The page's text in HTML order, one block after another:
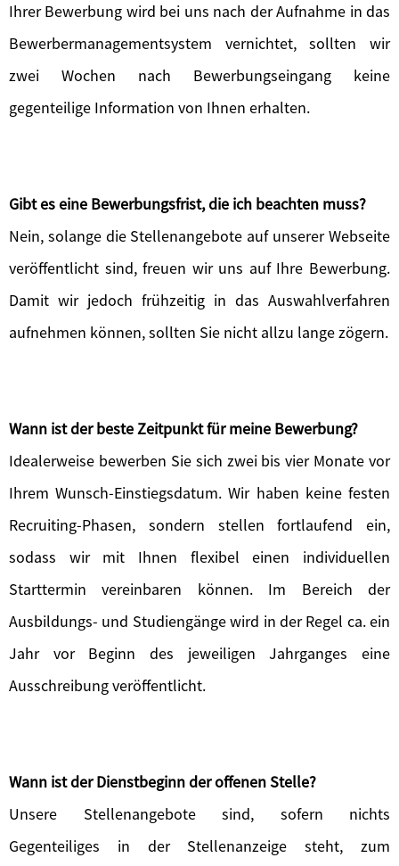
Ihrer Bewerbung wird bei uns nach der Aufnahme in das
Bewerbermanagementsystem vernichtet, sollten wir
zwei Wochen nach Bewerbungseingang keine
gegenteilige Information von Ihnen erhalten.
Gibt es eine Bewerbungsfrist, die ich beachten muss?
Nein, solange die Stellenangebote auf unserer Webseite
veröffentlicht sind, freuen wir uns auf Ihre Bewerbung.
Damit wir jedoch frühzeitig in das Auswahlverfahren
aufnehmen können, sollten Sie nicht allzu lange zögern.
Wann ist der beste Zeitpunkt für meine Bewerbung?
Idealerweise bewerben Sie sich zwei bis vier Monate vor
Ihrem Wunsch-Einstiegsdatum. Wir haben keine festen
Recruiting-Phasen, sondern stellen fortlaufend ein,
sodass wir mit Ihnen flexibel einen individuellen
Starttermin vereinbaren können. Im Bereich der
Ausbildungs- und Studiengänge wird in der Regel ca. ein
Jahr vor Beginn des jeweiligen Jahrganges eine
Ausschreibung veröffentlicht.
Wann ist der Dienstbeginn der offenen Stelle?
Unsere Stellenangebote sind, sofern nichts
Gegenteiliges in der Stellenanzeige steht, zum